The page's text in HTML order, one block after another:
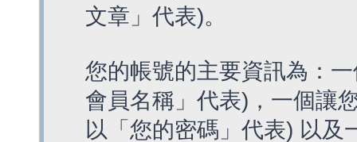
文章」代表)。
您的帳號的主要資訊為：
會員名稱」代表)，一個讓
以「您的密碼」代表) 以及